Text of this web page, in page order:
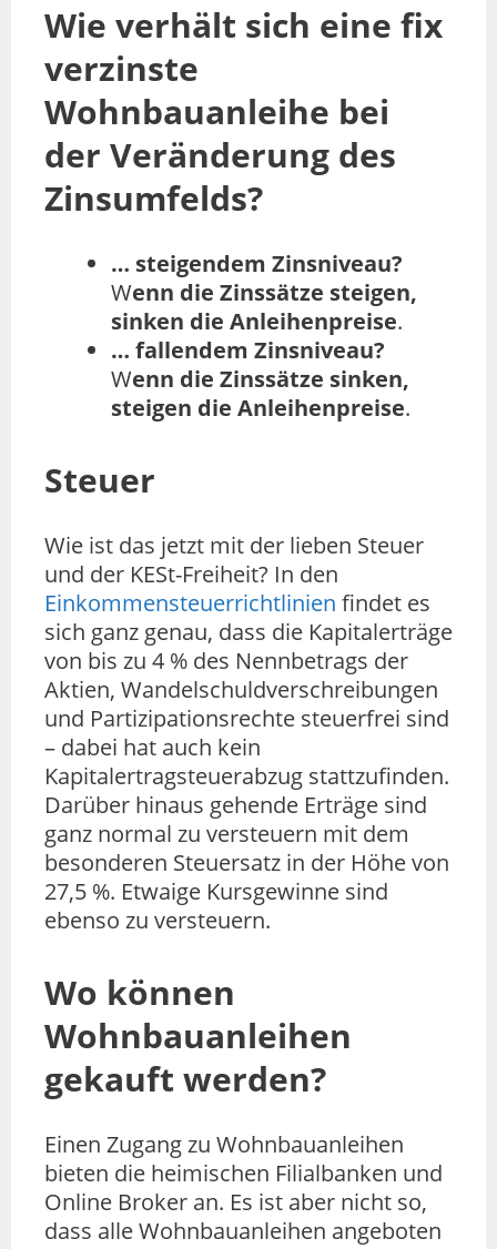
Wie verhält sich eine fix
verzinste
Wohnbauanleihe bei
der Veränderung des
Zinsumfelds?
… steigendem Zinsniveau?
Wenn die Zinssätze steigen,
sinken die Anleihenpreise.
… fallendem Zinsniveau?
Wenn die Zinssätze sinken,
steigen die Anleihenpreise.
Steuer
Wie ist das jetzt mit der lieben Steuer
und der KESt-Freiheit? In den
Einkommensteuerrichtlinien findet es
sich ganz genau, dass die Kapitalerträge
von bis zu 4 % des Nennbetrags der
Aktien, Wandelschuldverschreibungen
und Partizipationsrechte steuerfrei sind
– dabei hat auch kein
Kapitalertragsteuerabzug stattzufinden.
Darüber hinaus gehende Erträge sind
ganz normal zu versteuern mit dem
besonderen Steuersatz in der Höhe von
27,5 %. Etwaige Kursgewinne sind
ebenso zu versteuern.
Wo können
Wohnbauanleihen
gekauft werden?
Einen Zugang zu Wohnbauanleihen
bieten die heimischen Filialbanken und
Online Broker an. Es ist aber nicht so,
dass alle Wohnbauanleihen angeboten